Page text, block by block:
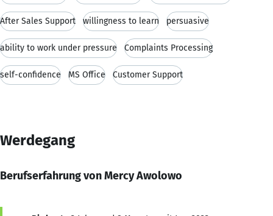
After Sales Support willingness to learn persuasive
ability to work under pressure Complaints Processing
self-confidence MS Office Customer Support
Werdegang
Berufserfahrung von Mercy Awolowo